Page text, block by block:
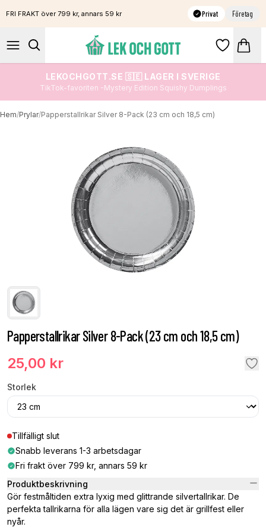
FRI FRAKT över 799 kr, annars 59 kr Privat Företag
LEKOCHGOTT.SE 🇸🇪 LAGER I SVERIGE
TikTok-favoriten -Mystery Edition Squishy Dumplings
Hem/Prylar/Papperstallrikar Silver 8-Pack (23 cm och 18,5 cm)
Papperstallrikar Silver 8-Pack (23 cm och 18,5 cm)
25,00 kr
Storlek
Tillfälligt slut
Snabb leverans 1-3 arbetsdagar
Fri frakt över 799 kr, annars 59 kr
Produktbeskrivning
Gör festmåltiden extra lyxig med glittrande silvertallrikar. De
perfekta tallrikarna för alla lägen vare sig det är grillfest eller
nyår.